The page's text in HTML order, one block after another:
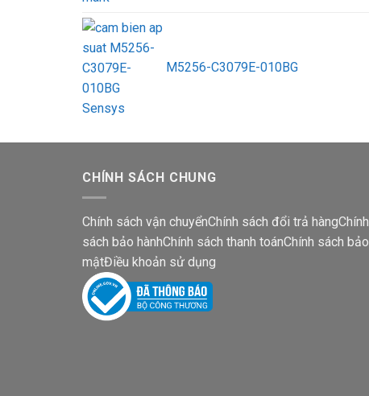
M5256-C3079E-010BG
CHÍNH SÁCH CHUNG
Chính sách vận chuyểnChính sách đổi trả hàngChính
sách bảo hànhChính sách thanh toánChính sách bảo
mậtĐiều khoản sử dụng